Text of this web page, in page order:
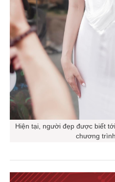
Hiện tại, người đẹp được biết
chương